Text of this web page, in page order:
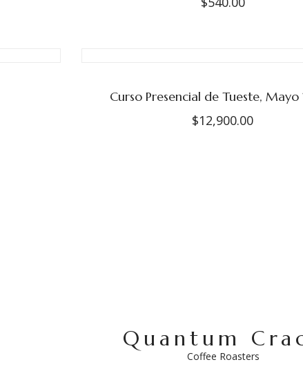
Curso Presencial de Tueste,
$12,900.00
Quantum
Coffee Roasters